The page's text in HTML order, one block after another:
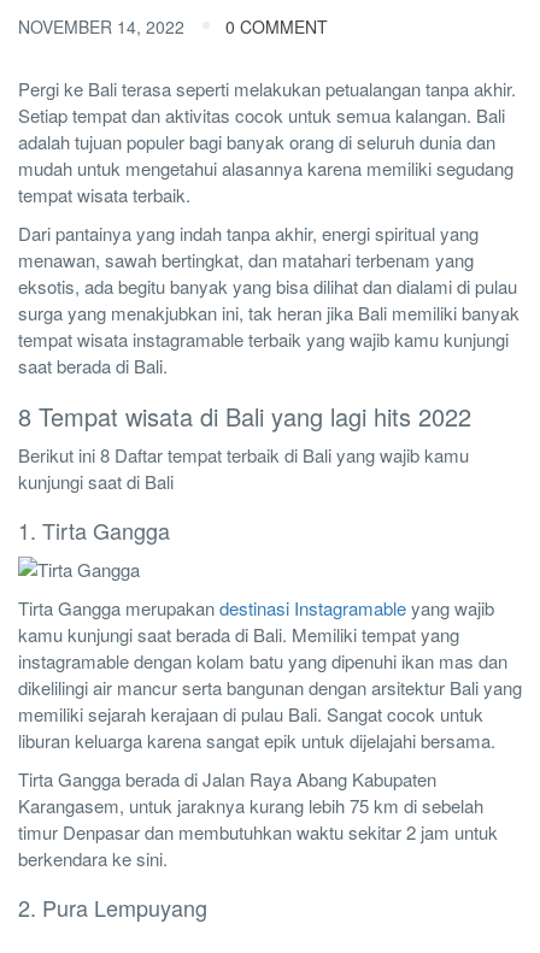
NOVEMBER 14, 2022 0 COMMENT
Pergi ke Bali terasa seperti melakukan petualangan tanpa akhir.
Setiap tempat dan aktivitas cocok untuk semua kalangan. Bali
adalah tujuan populer bagi banyak orang di seluruh dunia dan
mudah untuk mengetahui alasannya karena memiliki segudang
tempat wisata terbaik.
Dari pantainya yang indah tanpa akhir, energi spiritual yang
menawan, sawah bertingkat, dan matahari terbenam yang
eksotis, ada begitu banyak yang bisa dilihat dan dialami di pulau
surga yang menakjubkan ini, tak heran jika Bali memiliki banyak
tempat wisata instagramable terbaik yang wajib kamu kunjungi
saat berada di Bali.
8 Tempat wisata di Bali yang lagi hits 2022
Berikut ini 8 Daftar tempat terbaik di Bali yang wajib kamu
kunjungi saat di Bali
1. Tirta Gangga
Tirta Gangga merupakandestinasi Instagramableyang wajib
kamu kunjungi saat berada di Bali. Memiliki tempat yang
instagramable dengan kolam batu yang dipenuhi ikan mas dan
dikelilingi air mancur serta bangunan dengan arsitektur Bali yang
memiliki sejarah kerajaan di pulau Bali. Sangat cocok untuk
liburan keluarga karena sangat epik untuk dijelajahi bersama.
Tirta Gangga berada di Jalan Raya Abang Kabupaten
Karangasem, untuk jaraknya kurang lebih 75 km di sebelah
timur Denpasar dan membutuhkan waktu sekitar 2 jam untuk
berkendara ke sini.
2. Pura Lempuyang